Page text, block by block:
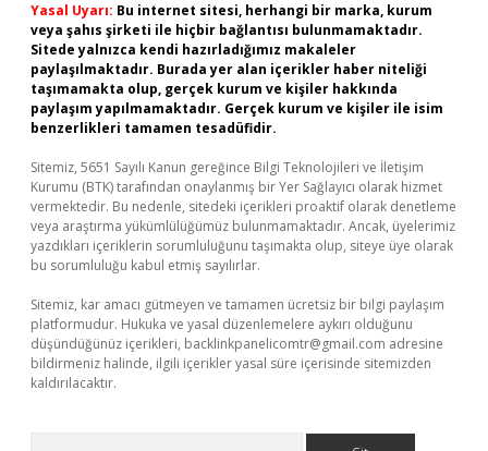
Yasal Uyarı: Bu internet sitesi, herhangi bir marka, kurum
veya şahıs şirketi ile hiçbir bağlantısı bulunmamaktadır.
Sitede yalnızca kendi hazırladığımız makaleler
paylaşılmaktadır. Burada yer alan içerikler haber niteliği
taşımamakta olup, gerçek kurum ve kişiler hakkında
paylaşım yapılmamaktadır. Gerçek kurum ve kişiler ile isim
benzerlikleri tamamen tesadüfidir.
Sitemiz, 5651 Sayılı Kanun gereğince Bilgi Teknolojileri ve İletişim
Kurumu (BTK) tarafından onaylanmış bir Yer Sağlayıcı olarak hizmet
vermektedir. Bu nedenle, sitedeki içerikleri proaktif olarak denetleme
veya araştırma yükümlülüğümüz bulunmamaktadır. Ancak, üyelerimiz
yazdıkları içeriklerin sorumluluğunu taşımakta olup, siteye üye olarak
bu sorumluluğu kabul etmiş sayılırlar.
Sitemiz, kar amacı gütmeyen ve tamamen ücretsiz bir bilgi paylaşım
platformudur. Hukuka ve yasal düzenlemelere aykırı olduğunu
düşündüğünüz içerikleri, backlinkpanelicomtr@gmail.com adresine
bildirmeniz halinde, ilgili içerikler yasal süre içerisinde sitemizden
kaldırılacaktır.